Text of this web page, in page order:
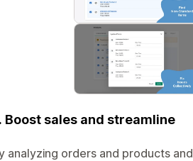
sales and streamline
analyzing orders and products and